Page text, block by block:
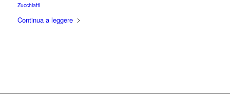
Zucchiatti
Continua a leggere